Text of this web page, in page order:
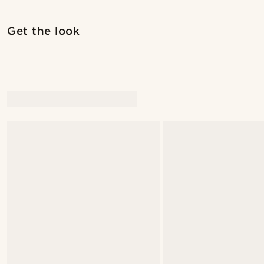
Get the look